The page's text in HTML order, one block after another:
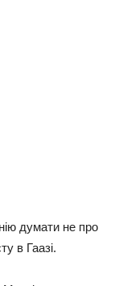
думати не про
в Гаазі.